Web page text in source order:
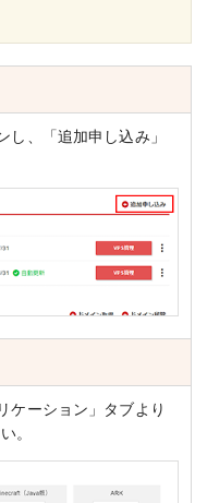
し、「追加申し込み」
ケーション」タブより
。